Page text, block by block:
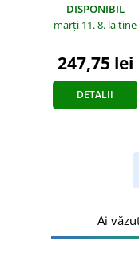
DISPONIBIL
marți 11. 8. la tine
247,75 lei
DETALII
Ai